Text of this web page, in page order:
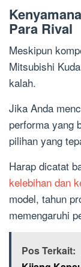
Para Rival
Meskipun
Mitsubishi
kalah.
Jika Anda
performa yang
pilihan yang
Harap dicatat
kelebihan dan
model, tahun
memengaruhi
Pos Terkait: